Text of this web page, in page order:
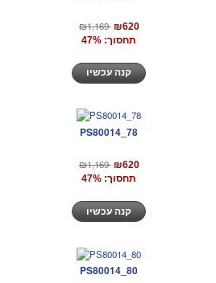
₪1,169 ₪620
תחסוך: 47%
PS80014_78
₪1,169 ₪620
תחסוך: 47%
PS80014_80